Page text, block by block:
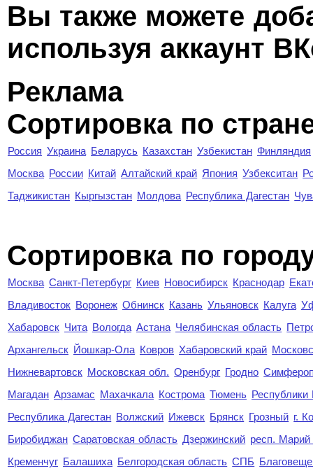
Вы также можете
используя аккаунт
Реклама
Сортировка по
Россия Украина Беларусь Казахстан Узбекистан Финляндия
Москва России Китай Алтайский край Япония Узбекситан
Таджикистан Кыргызстан Молдова Республика Дагестан
Cортировка по
Москва Санкт-Петербург Киев Новосибирск Краснодар
Владивосток Воронеж Обнинск Казань Ульяновск Калуга
Хабаровск Чита Вологда Астана Челябинская область
Архангельск Йошкар-Ола Ковров Хабаровский край
Нижневартовск Московская обл. Оренбург Гродно
Магадан Арзамас Махачкала Кострома Тюмень Республики
Республика Дагестан Волжский Ижевск Брянск Грозный г.
Биробиджан Саратовская область Дзержинский респ.
Кременчуг Балашиха Белгородская область СПБ